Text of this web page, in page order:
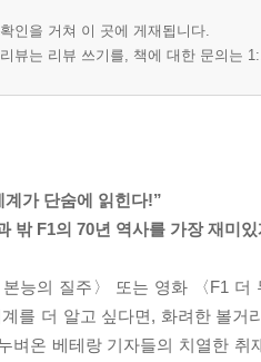
인을 거쳐 이 곳에 게재됩니다.
뷰는 리뷰 쓰기를, 책에 대한 문의는
계가 단숨에 읽힌다!”
밖 F1의 70년 역사를 가장 재미
능의 질주〉 또는 영화 〈F1
를 더 알고 싶다면, 화려한 볼거
벼온 베테랑 기자들의 치열한